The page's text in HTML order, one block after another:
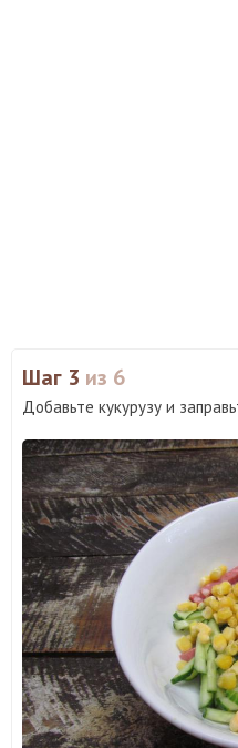
Шаг 3 из 6
Добавьте кукурузу и